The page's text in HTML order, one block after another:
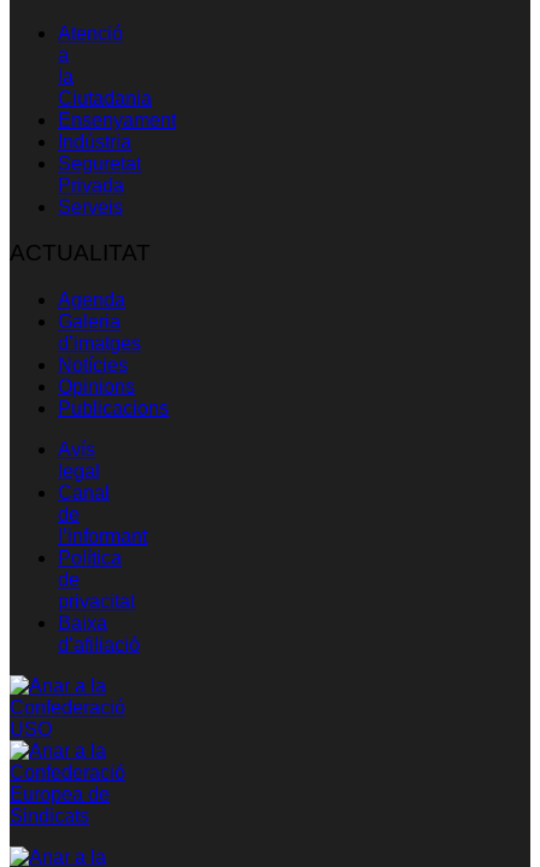
Atenció
a
la
Ciutadania
Ensenyament
Indústria
Seguretat
Privada
Serveis
ACTUALITAT
Agenda
Galeria
d’imatges
Notícies
Opinions
Publicacions
Avís
legal
Canal
de
l’informant
Política
de
privacitat
Baixa
d’afiliació